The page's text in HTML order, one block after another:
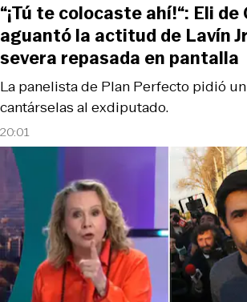
20:01
La panelista de Plan Perfecto pidió
cantárselas al exdiputado.
“¡Tú te colocaste ahí!“: Eli de
aguantó la actitud de Lavín
severa repasada en pantalla